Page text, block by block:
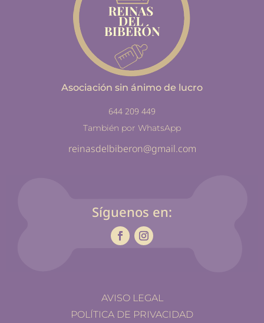
Asociación sin ánimo de lucro
644 209 449
También por WhatsApp
reinasdelbiberon@gmail.com
Síguenos en:
AVISO LEGAL
POLÍTICA DE PRIVACIDAD